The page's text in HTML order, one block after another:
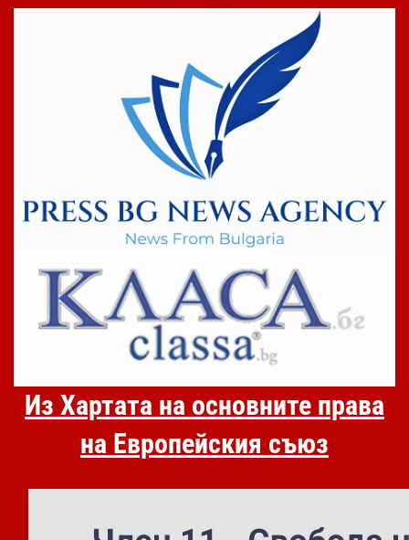
Из Хартата на основните права
на Европейския съюз